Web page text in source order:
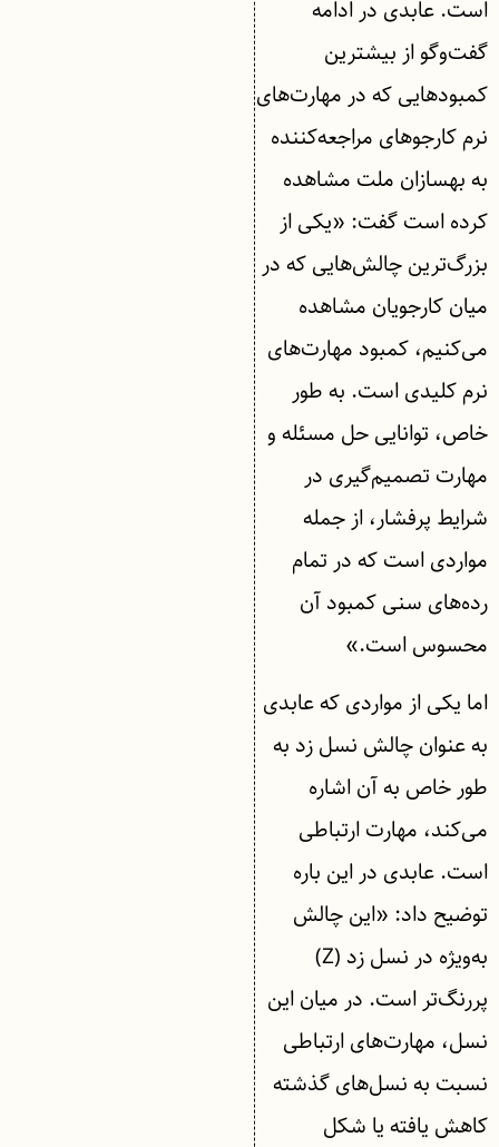
است. عابدی در ادامه
گفت‌وگو از بیشترین
کمبودهایی که در مهارت‌های
نرم کارجوهای مراجعه‌کننده
به بهسازان ملت مشاهده
کرده است گفت: «یکی از
بزرگ‌ترین چالش‌هایی که در
میان کارجویان مشاهده
می‌کنیم، کمبود مهارت‌های
نرم کلیدی است. به طور
خاص، توانایی حل مسئله و
مهارت تصمیم‌گیری در
شرایط پرفشار، از جمله
مواردی است که در تمام
رده‌های سنی کمبود آن
محسوس است.»
اما یکی از مواردی که عابدی
به عنوان چالش نسل زد به
طور خاص به آن اشاره
می‌کند، مهارت ارتباطی
است. عابدی در این باره
توضیح داد: «این چالش
به‌ویژه در نسل زد (Z)
پررنگ‌تر است. در میان این
نسل، مهارت‌های ارتباطی
نسبت به نسل‌های گذشته
کاهش یافته یا شکل